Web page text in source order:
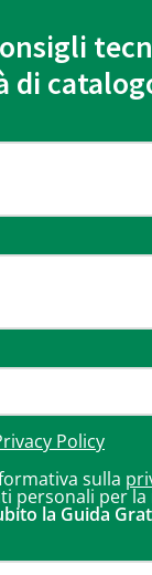
di
Policy
sulla
personali per la
la Guida